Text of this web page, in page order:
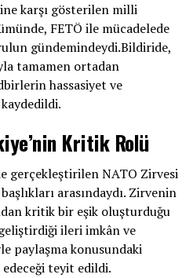
karşı gösterilen milli
FETÖ ile mücadelede
gündemindeydi.Bildiride,
tamamen ortadan
hassasiyet ve
Kritik Rolü
gerçekleştirilen NATO Zirvesi
arasındaydı. Zirvenin
kritik bir eşik oluşturduğu
ileri imkân ve
paylaşma konusundaki
teyit edildi.